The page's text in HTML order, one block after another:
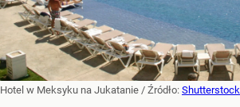
Hotel w Meksyku na Jukatanie / Źródło: Shutterstock